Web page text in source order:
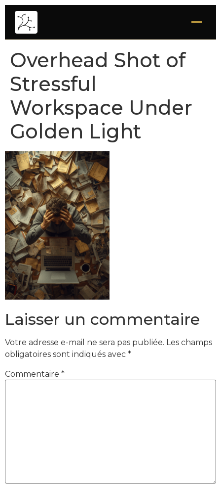
Overhead Shot of
Stressful
Workspace Under
Golden Light
Laisser un commentaire
Votre adresse e-mail ne sera pas publiée. Les champs
obligatoires sont indiqués avec *
Commentaire *